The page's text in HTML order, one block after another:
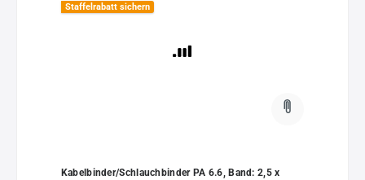
Staffelrabatt sichern
Kabelbinder/Schlauchbinder PA 6.6, Band: 2,5 x